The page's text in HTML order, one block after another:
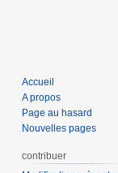
Accueil
A propos
Page au hasard
Nouvelles pages
contribuer